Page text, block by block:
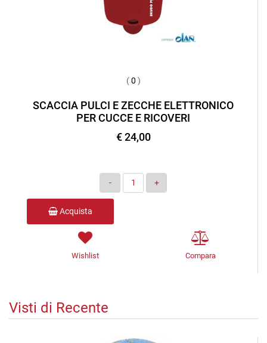
(0 )
SCACCIA PULCI E ZECCHE ELETTRONICO
PER CUCCE E RICOVERI
€ 24,00
Quantità
Acquista
Wishlist Compara
Visti di Recente